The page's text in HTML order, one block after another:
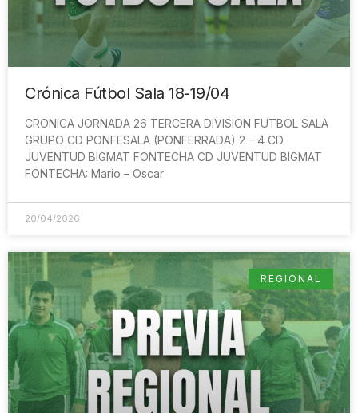
Crónica Fútbol Sala 18-19/04
CRONICA JORNADA 26 TERCERA DIVISION FUTBOL SALA
GRUPO CD PONFESALA (PONFERRADA) 2 – 4 CD
JUVENTUD BIGMAT FONTECHA CD JUVENTUD BIGMAT
FONTECHA: Mario – Oscar
20/04/2026
REGIONAL